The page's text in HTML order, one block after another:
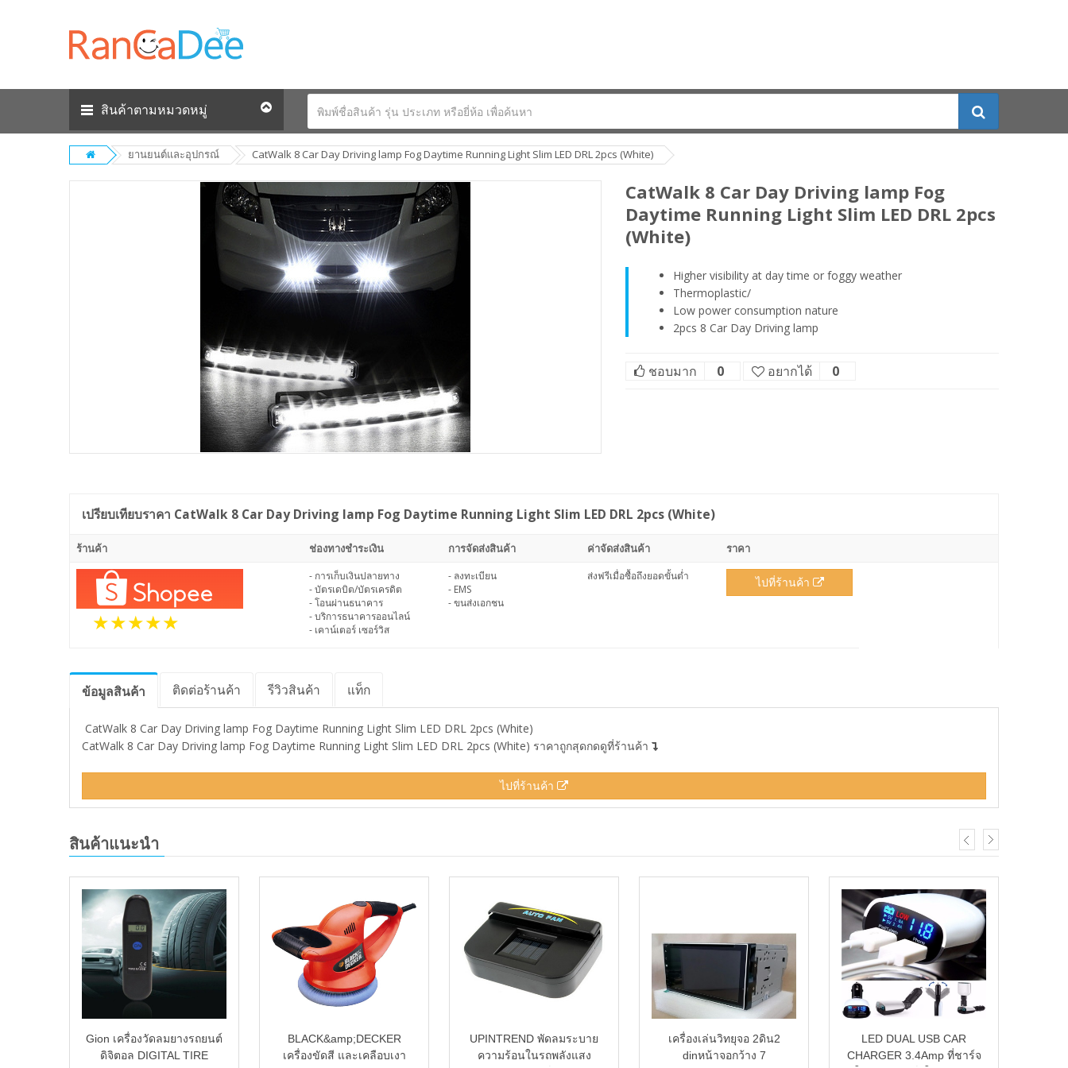
สินค้าตามหมวดหมู่
ยานยนต์และอุปกรณ์ CatWalk 8 Car Day Driving lamp Fog Daytime Running Light Slim LED DRL 2pcs (White)
CatWalk 8 Car Day Driving lamp Fog
Daytime Running Light Slim LED DRL 2pcs
(White)
Higher visibility at day time or foggy weather
Thermoplastic/
Low power consumption nature
2pcs 8 Car Day Driving lamp
ชอบมาก 0 อยากได้ 0
เปรียบเทียบราคา CatWalk 8 Car Day Driving lamp Fog Daytime Running Light Slim LED DRL 2pcs (White)
ร้านค้า ช่องทางชำระเงิน การจัดส่งสินค้า ค่าจัดส่งสินค้า ราคา
- การเก็บเงินปลายทาง
- บัตรเดบิต/บัตรเครดิต
- โอนผ่านธนาคาร
- บริการธนาคารออนไลน์
- เคาน์เตอร์ เซอร์วิส
- ลงทะเบียน
- EMS
- ขนส่งเอกชน
ส่งฟรีเมื่อซื้อถึงยอดขั้นต่ำ ไปที่ร้านค้า
ข้อมูลสินค้า ติดต่อร้านค้า รีวิวสินค้า แท็ก
CatWalk 8 Car Day Driving lamp Fog Daytime Running Light Slim LED DRL 2pcs (White)
CatWalk 8 Car Day Driving lamp Fog Daytime Running Light Slim LED DRL 2pcs (White) ราคาถูกสุดกดดูที่ร้านค้า
ไปที่ร้านค้า
สินค้าแนะนำ
Gion เครื่องวัดลมยางรถยนต์
ดิจิตอล DIGITAL TIRE
BLACK&amp;DECKER
เครื่องขัดสี และเคลือบเงา
UPINTREND พัดลมระบาย
ความร้อนในรถพลังแสง
เครื่องเล่นวิทยุจอ 2ดิน2
dinหน้าจอกว้าง 7
LED DUAL USB CAR
CHARGER 3.4Amp ที่ชาร์จ